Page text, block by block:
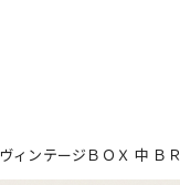
ヴィンテージＢＯＸ 中 ＢＲ